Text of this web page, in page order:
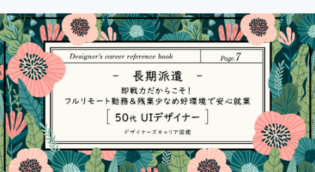
info@y-create.co.jp
電話番号：03-6712-7970（土日休日を除く9:00～18:00）
平成16年 2月 1日
平成21年 3月23日 改訂
平成23年 4月 1日 改訂
平成26年 9月10日 改訂
平成27年 6月24日 改訂
平成28年11月 1日 改訂
平成30年 7月 1日 改訂